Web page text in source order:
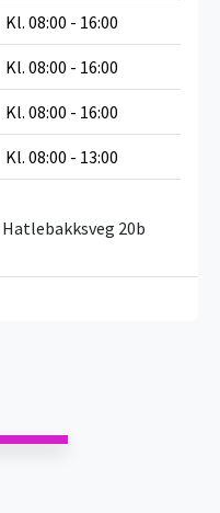
Kl. 08:00 - 16:00
Kl. 08:00 - 16:00
Kl. 08:00 - 16:00
Kl. 08:00 - 13:00
20b